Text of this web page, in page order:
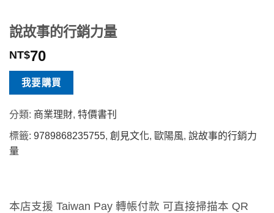
說故事的行銷力量
NT$70
我要購買
分類: 商業理財, 特價書刊
標籤: 9789868235755, 創見文化, 歐陽風, 說故事的行銷力
量
本店支援 Taiwan Pay 轉帳付款 可直接掃描本 QR